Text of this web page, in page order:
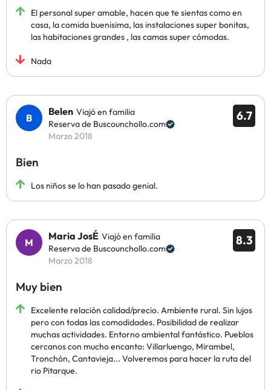
El personal super amable, hacen que te sientas como en
casa, la comida buenisima, las instalaciones super bonitas,
las habitaciones grandes , las camas super cómodas.
Nada
6.7
Belen Viajó en familia
Reserva de Buscounchollo.com
Marzo 2018
Bien
Los niños se lo han pasado genial.
8.3
Maria JosÉ Viajó en familia
Reserva de Buscounchollo.com
Marzo 2018
Muy bien
Excelente relación calidad/precio. Ambiente rural. Sin lujos
pero con todas las comodidades. Posibilidad de realizar
muchas actividades. Entorno ambiental fantástico. Pueblos
cercanos con mucho encanto: Villarluengo, Mirambel,
Tronchón, Cantavieja... Volveremos para hacer la ruta del
rio Pitarque.